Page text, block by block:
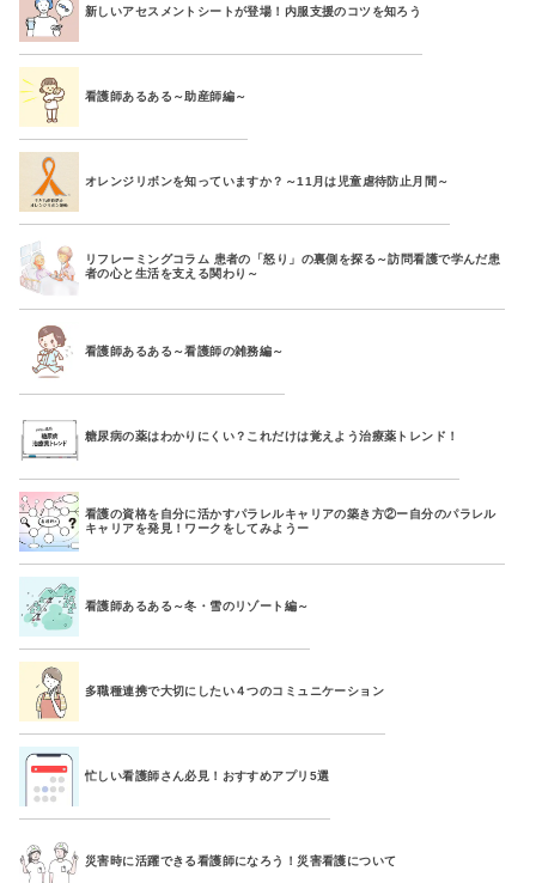
新しいアセスメントシートが登場！内服支援のコツを知ろう
看護師あるある～助産師編～
オレンジリボンを知っていますか？～11月は児童虐待防止月間～
リフレーミングコラム 患者の「怒り」の裏側を探る～訪問看護で学んだ患
者の心と生活を支える関わり～
看護師あるある～看護師の雑務編～
糖尿病の薬はわかりにくい？これだけは覚えよう治療薬トレンド！
看護の資格を自分に活かすパラレルキャリアの築き方②ー自分のパラレル
キャリアを発見！ワークをしてみようー
看護師あるある～冬・雪のリゾート編～
多職種連携で大切にしたい４つのコミュニケーション
忙しい看護師さん必見！おすすめアプリ5選
災害時に活躍できる看護師になろう！災害看護について